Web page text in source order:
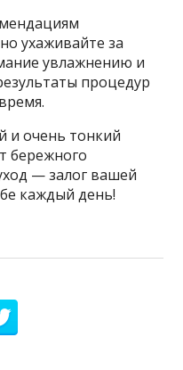
ухаживайте за
увлажнению и
процедур
и очень тонкий
бережного
— залог вашей
каждый день!